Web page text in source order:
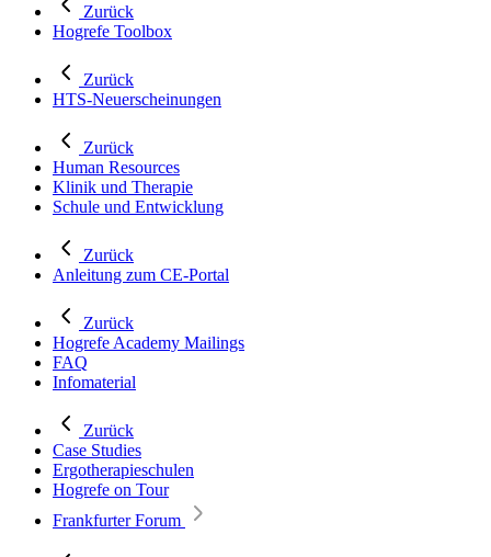
Zurück
Hogrefe Toolbox
Zurück
HTS-Neuerscheinungen
Zurück
Human Resources
Klinik und Therapie
Schule und Entwicklung
Zurück
Anleitung zum CE-Portal
Zurück
Hogrefe Academy Mailings
FAQ
Infomaterial
Zurück
Case Studies
Ergotherapieschulen
Hogrefe on Tour
Frankfurter Forum